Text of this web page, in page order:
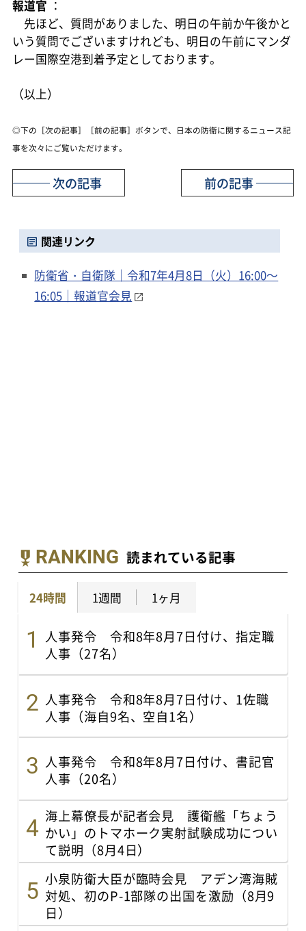
報道官 ：
先ほど、質問がありました、明日の午前か午後かと
いう質問でございますけれども、明日の午前にマンダ
レー国際空港到着予定としております。
（以上）
◎下の［次の記事］［前の記事］ボタンで、日本の防衛に関するニュース記
事を次々にご覧いただけます。
前の記事
次の記事
関連リンク
防衛省・自衛隊｜令和7年4月8日（火）16:00～
16:05｜報道官会見
RANKING 読まれている記事
24時間 1週間 1ヶ月
人事発令 令和8年8月7日付け、指定職
人事（27名）
人事発令 令和8年8月7日付け、1佐職
人事（海自9名、空自1名）
人事発令 令和8年8月7日付け、書記官
人事（20名）
海上幕僚長が記者会見 護衛艦「ちょう
かい」のトマホーク実射試験成功につい
て説明（8月4日）
小泉防衛大臣が臨時会見 アデン湾海賊
対処、初のP-1部隊の出国を激励（8月9
日）